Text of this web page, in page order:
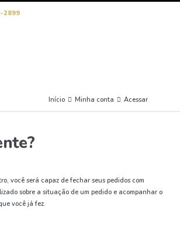
2899
Início Minha conta Acessar
você será capaz de fechar seus pedidos com
sobre a situação de um pedido e acompanhar o
você já fez.